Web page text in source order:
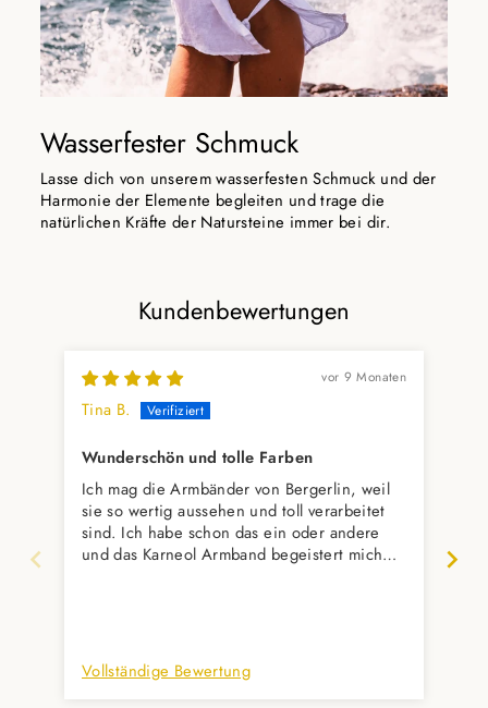
Wasserfester Schmuck
Lasse dich von unserem wasserfesten Schmuck und der
Harmonie der Elemente begleiten und trage die
natürlichen Kräfte der Natursteine immer bei dir.
Kundenbewertungen
vor 9 Monaten
Tina B.
Wunderschön und tolle Farben
Ich mag die Armbänder von Bergerlin, weil
sie so wertig aussehen und toll verarbeitet
sind. Ich habe schon das ein oder andere
und das Karneol Armband begeistert mich
dazu sagt.
Vollständige Bewertung